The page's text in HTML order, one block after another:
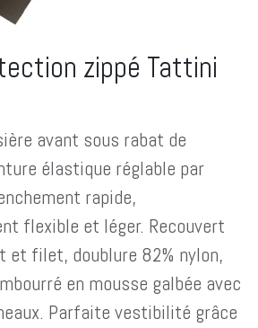
zippé Tattini
avant sous rabat de
élastique réglable par
rapide,
flexible et léger. Recouvert
et filet, doublure 82% nylon,
en mousse galbée avec
Parfaite vestibilité grâce